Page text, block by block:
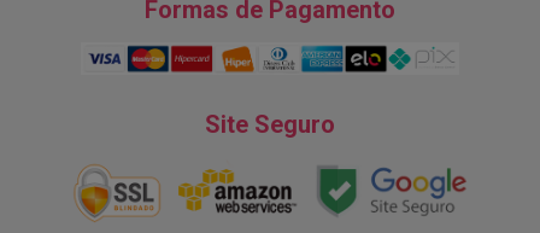
Formas de Pagamento
Site Seguro